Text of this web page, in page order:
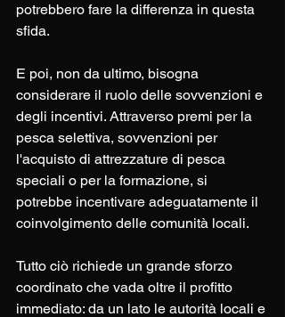
potrebbero fare la differenza in questa
sfida.
E poi, non da ultimo, bisogna
considerare il ruolo delle sovvenzioni e
degli incentivi. Attraverso premi per la
pesca selettiva, sovvenzioni per
l'acquisto di attrezzature di pesca
speciali o per la formazione, si
potrebbe incentivare adeguatamente il
coinvolgimento delle comunità locali.
Tutto ciò richiede un grande sforzo
coordinato che vada oltre il profitto
immediato: da un lato le autorità locali e